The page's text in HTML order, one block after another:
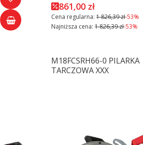
861,00 zł
Cena regularna: 1 826,39 zł-53%
Najniższa cena: 1 826,39 zł-53%
M18FCSRH66-0 PILARKA
TARCZOWA XXX